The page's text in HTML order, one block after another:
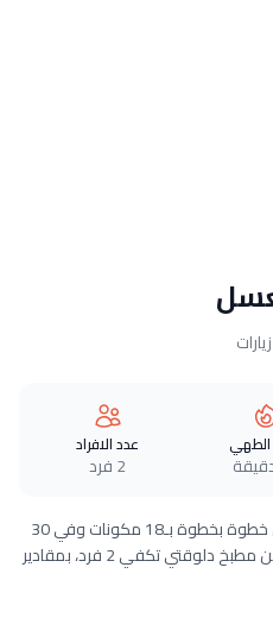
عدد الافراد
2 فرد
طريقة عمل دجاج بالسمسم والعسل خطوة بخطوة بـ18 مكونات وفي 30
دقيقة فقط. وصفة سهلة ومجرّبة من مطبخ دلوقتي تكفي 2 فرد، بمقادير